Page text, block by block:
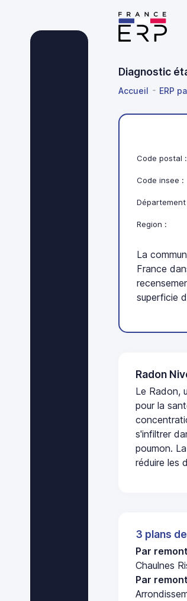
Diagnostic
Accueil ERP
Code postal :
Code insee :
Département
Region :
La
France
superficie
Radon
Le Radon,
pour la
s'infiltrer
poumon.
réduire les
3 plans
Par
Chaulnes
Par